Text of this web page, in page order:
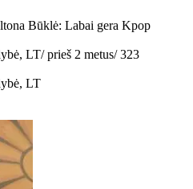
Būklė: Labai gera Kpop
LT/ prieš 2 metus/ 323
LT